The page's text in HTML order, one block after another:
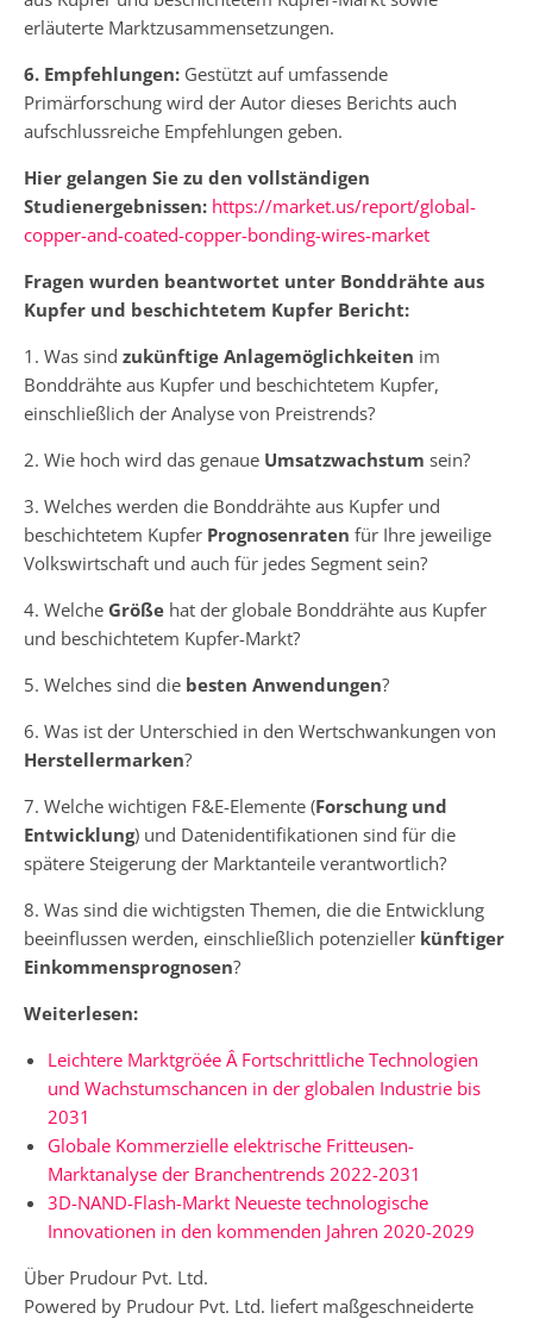
erläuterte Marktzusammensetzungen.
6. Empfehlungen: Gestützt auf umfassende
Primärforschung wird der Autor dieses Berichts auch
aufschlussreiche Empfehlungen geben.
Hier gelangen Sie zu den vollständigen
Studienergebnissen: https://market.us/report/global-
copper-and-coated-copper-bonding-wires-market
Fragen wurden beantwortet unter Bonddrähte aus
Kupfer und beschichtetem Kupfer Bericht:
1. Was sind zukünftige Anlagemöglichkeiten im
Bonddrähte aus Kupfer und beschichtetem Kupfer,
einschließlich der Analyse von Preistrends?
2. Wie hoch wird das genaue Umsatzwachstum sein?
3. Welches werden die Bonddrähte aus Kupfer und
beschichtetem Kupfer Prognosenraten für Ihre jeweilige
Volkswirtschaft und auch für jedes Segment sein?
4. Welche Größe hat der globale Bonddrähte aus Kupfer
und beschichtetem Kupfer-Markt?
5. Welches sind die besten Anwendungen?
6. Was ist der Unterschied in den Wertschwankungen von
Herstellermarken?
7. Welche wichtigen F&E-Elemente (Forschung und
Entwicklung) und Datenidentifikationen sind für die
spätere Steigerung der Marktanteile verantwortlich?
8. Was sind die wichtigsten Themen, die die Entwicklung
beeinflussen werden, einschließlich potenzieller künftiger
Einkommensprognosen?
Weiterlesen:
Leichtere Marktgröée Â Fortschrittliche Technologien
und Wachstumschancen in der globalen Industrie bis
2031
Globale Kommerzielle elektrische Fritteusen-
Marktanalyse der Branchentrends 2022-2031
3D-NAND-Flash-Markt Neueste technologische
Innovationen in den kommenden Jahren 2020-2029
Über Prudour Pvt. Ltd.
Powered by Prudour Pvt. Ltd. liefert maßgeschneiderte